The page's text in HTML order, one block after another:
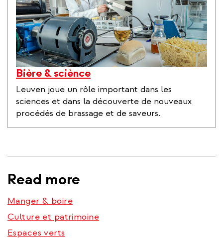
Bière & sciènce
Leuven joue un rôle important dans les
sciences et dans la découverte de nouveaux
procédés de brassage et de saveurs.
Read more
Manger & boire
Culture et patrimoine
Espaces verts